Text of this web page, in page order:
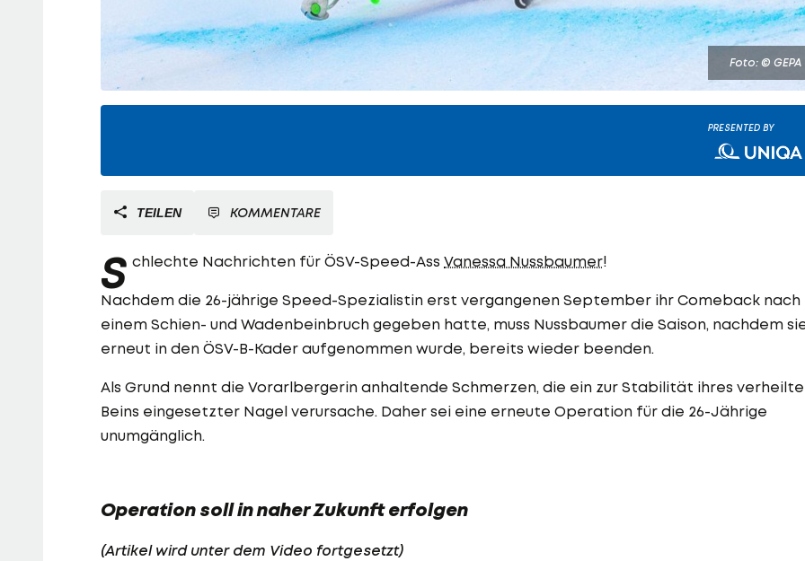
Foto: © GEPA
PRESENTED BY
TEILEN KOMMENTARE
S chlechte Nachrichten für ÖSV-Speed-Ass Vanessa Nussbaumer!
Nachdem die 26-jährige Speed-Spezialistin erst vergangenen September ihr Comeback nach
einem Schien- und Wadenbeinbruch gegeben hatte, muss Nussbaumer die Saison, nachdem
erneut in den ÖSV-B-Kader aufgenommen wurde, bereits wieder beenden.
Als Grund nennt die Vorarlbergerin anhaltende Schmerzen, die ein zur Stabilität ihres
Beins eingesetzter Nagel verursache. Daher sei eine erneute Operation für die 26-Jährige
unumgänglich.
Operation soll in naher Zukunft erfolgen
(Artikel wird unter dem Video fortgesetzt)